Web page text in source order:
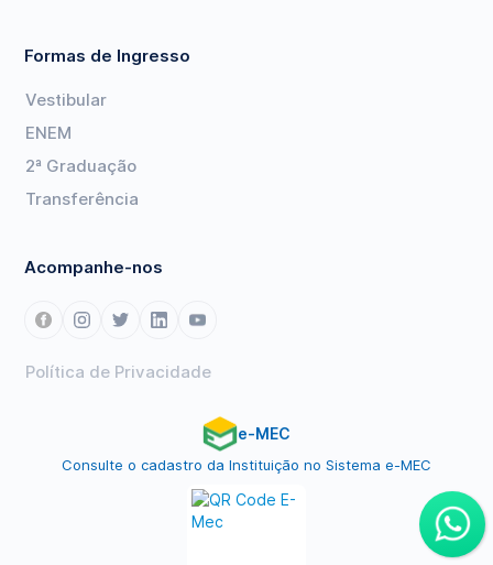
Formas de Ingresso
Vestibular
ENEM
2ª Graduação
Transferência
Acompanhe-nos
Política de Privacidade
e-MEC
Consulte o cadastro da Instituição no Sistema e-MEC